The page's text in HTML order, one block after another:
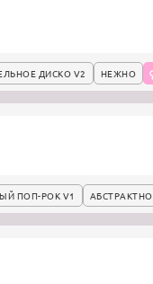
ДИСКО V2 НЕЖНО
ПОП-РОК V1 АБСТРАКТНО